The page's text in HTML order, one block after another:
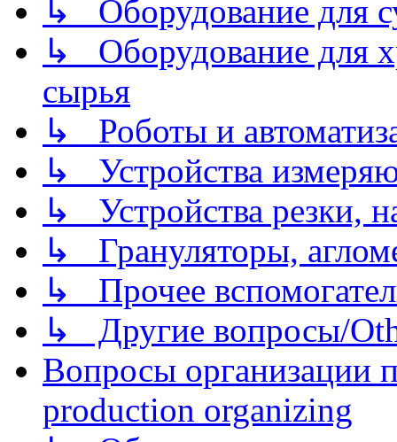
↳ Оборудование для
↳ Оборудование для
сырья
↳ Роботы и
↳ Устройства
↳ Устройства резки,
↳ Грануляторы,
↳ Прочее
↳ Другие вопросы/
Вопросы организации
production organizing